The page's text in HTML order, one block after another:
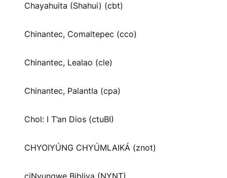
Chayahuita (Shahui) (cbt)
Chinantec, Comaltepec (cco)
Chinantec, Lealao (cle)
Chinantec, Palantla (cpa)
Chol: I T’an Dios (ctuBI)
CHYOIYÚNG CHYÚMLAIKÁ (znot)
ciNyungwe Bibliya (NYNT)